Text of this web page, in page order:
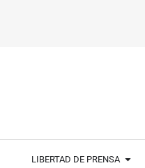
LIBERTAD DE PRENSA